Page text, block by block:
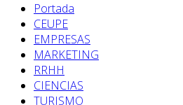
Portada
CEUPE
EMPRESAS
MARKETING
RRHH
CIENCIAS
TURISMO